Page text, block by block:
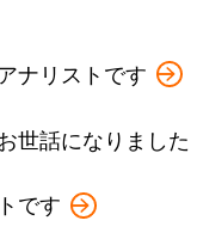
ナリストです
世話になりました
です